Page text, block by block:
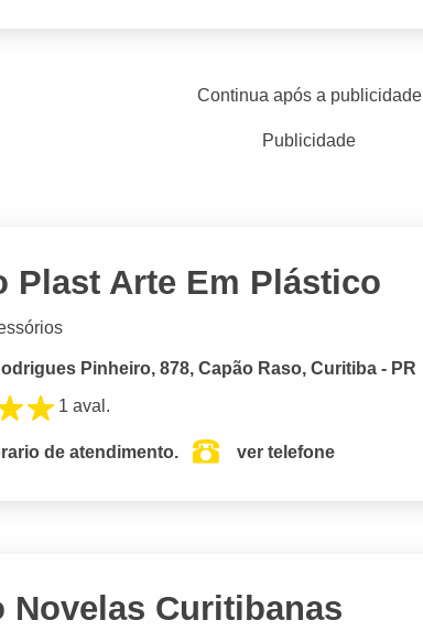
Continua após a publicidade
Publicidade
Plast Arte Em Plástico
Pinheiro, 878, Capão Raso, Curitiba - PR
1 aval.
de atendimento. ver telefone
Novelas Curitibanas